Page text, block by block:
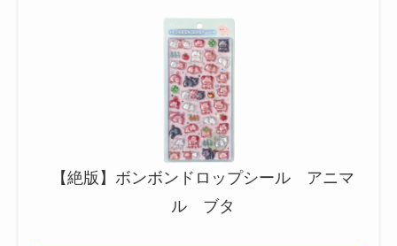
【絶版】ボンボンドロップシール アニマ
ル ブタ